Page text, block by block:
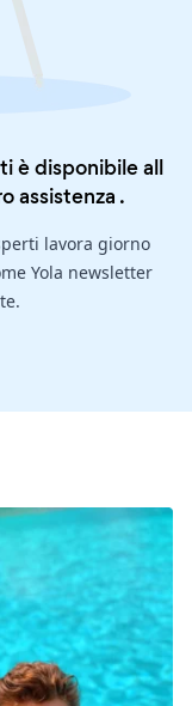
è disponibile all
assistenza .
lavora giorno
Yola newsletter